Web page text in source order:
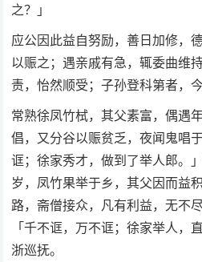
之？」
应公因此益自努励，善日加修，
以赈之；遇亲戚有急，辄委曲维
责，怡然顺受；子孙登科第者，今
常熟徐凤竹栻，其父素富，偶遇
倡，又分谷以赈贫乏，夜闻鬼唱
诓；徐家秀才，做到了举人郎。
岁，凤竹果举于乡，其父因而益
路，斋僧接众，凡有利益，无不
「千不诓，万不诓；徐家举人，
浙巡抚。